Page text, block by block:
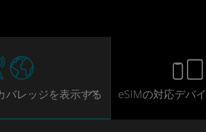
バレッジを表示する eSIMの対応デバ